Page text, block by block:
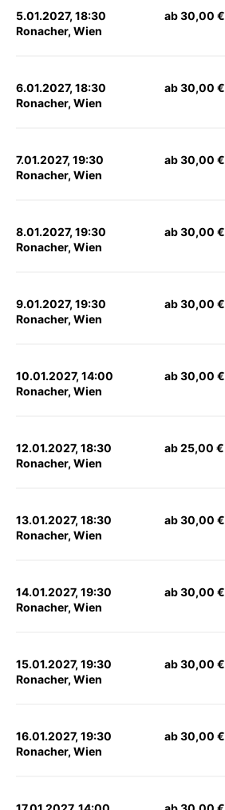
5.01.2027, 18:30
Ronacher, Wien
ab 30,00 €
6.01.2027, 18:30
Ronacher, Wien
ab 30,00 €
7.01.2027, 19:30
Ronacher, Wien
ab 30,00 €
8.01.2027, 19:30
Ronacher, Wien
ab 30,00 €
9.01.2027, 19:30
Ronacher, Wien
ab 30,00 €
10.01.2027, 14:00
Ronacher, Wien
ab 30,00 €
12.01.2027, 18:30
Ronacher, Wien
ab 25,00 €
13.01.2027, 18:30
Ronacher, Wien
ab 30,00 €
14.01.2027, 19:30
Ronacher, Wien
ab 30,00 €
15.01.2027, 19:30
Ronacher, Wien
ab 30,00 €
16.01.2027, 19:30
Ronacher, Wien
ab 30,00 €